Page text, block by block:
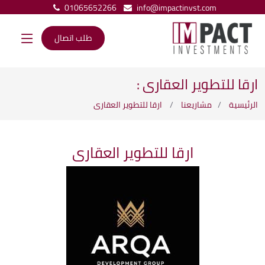
01065652266
info@impactinvst.com
طلب اتصال
ارقا للتطوير العقارى :
الرئيسية مشاريعنا ارقا للتطوير العقارى
ارقا للتطوير العقارى